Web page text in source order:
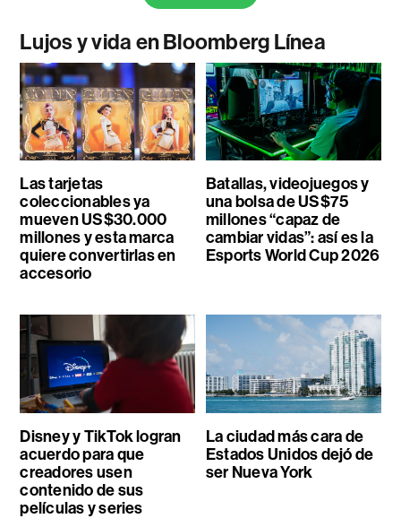
Lujos y vida en Bloomberg Línea
Las tarjetas
coleccionables ya
mueven US$30.000
millones y esta marca
quiere convertirlas en
accesorio
Batallas, videojuegos y
una bolsa de US$75
millones “capaz de
cambiar vidas”: así es la
Esports World Cup 2026
Disney y TikTok logran
acuerdo para que
creadores usen
contenido de sus
películas y series
La ciudad más cara de
Estados Unidos dejó de
ser Nueva York